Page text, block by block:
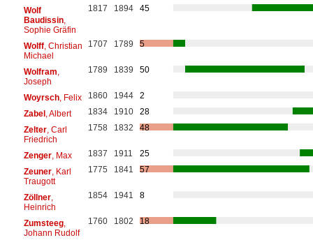
Wolf
Baudissin,
Sophie Gräfin
1817 1894 45
Wolff, Christian
Michael
1707 1789 5
Wolfram
Joseph
1789 1839 50
Woyrsch, Felix 1860 1944
2
Zabel, Albert 1834 1910
28
Zelter, Carl
Friedrich
1758 1832 48
Zenger, Max 1837 1911
25
Zeuner, Karl
Traugott
1775 1841 57
Zöllner,
Heinrich
1854 1941 8
Zumsteeg,
Johann Rudolf
1760 1802 18